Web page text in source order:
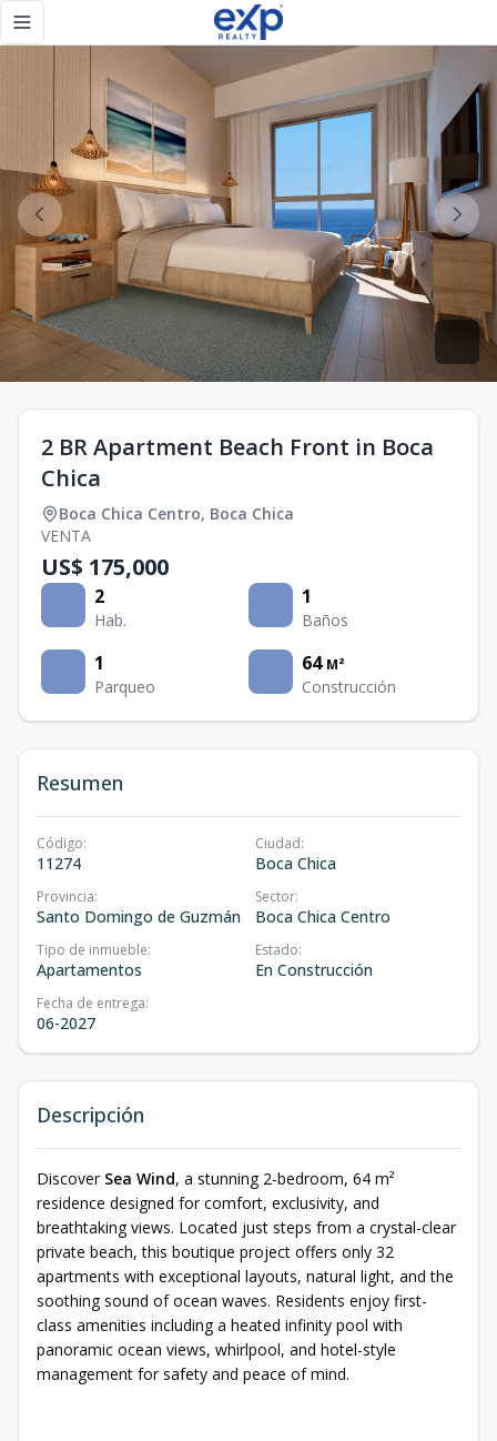
Toggle navigation menu
2 BR Apartment Beach Front in Boca
Chica
Boca Chica Centro, Boca Chica
VENTA
US$ 175,000
2
Hab.
1
Baños
1
Parqueo
64 M²
Construcción
Resumen
Código:
11274
Ciudad:
Boca Chica
Provincia:
Santo Domingo de Guzmán
Sector:
Boca Chica Centro
Tipo de inmueble:
Apartamentos
Estado:
En Construcción
Fecha de entrega:
06-2027
Descripción
Discover Sea Wind, a stunning 2-bedroom, 64 m²
residence designed for comfort, exclusivity, and
breathtaking views. Located just steps from a crystal-clear
private beach, this boutique project offers only 32
apartments with exceptional layouts, natural light, and the
soothing sound of ocean waves. Residents enjoy first-
class amenities including a heated infinity pool with
panoramic ocean views, whirlpool, and hotel-style
management for safety and peace of mind.
2 BR Apartment Beach Front in Boca Chica - eXp Realty